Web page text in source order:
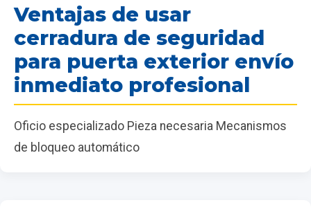
Ventajas de usar
cerradura de seguridad
para puerta exterior envío
inmediato profesional
Oficio especializado Pieza necesaria Mecanismos
de bloqueo automático